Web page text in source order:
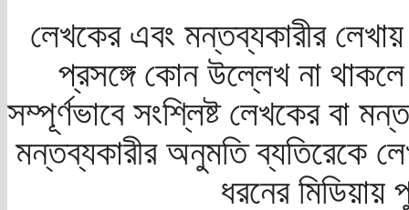
লেখকের এবং মন্তব্যকারীর
প্রসঙ্গে কোন উল্লেখ না
সম্পূর্ণভাবে সংশ্লিষ্ট লেখকের বা
মন্তব্যকারীর অনুমতি ব্যতিরেকে
ধরনের মিডিয়ায়